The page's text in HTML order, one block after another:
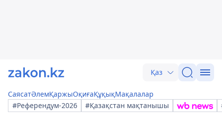
Қаз
СаясатӘлемҚаржыОқиғаҚұқықМақалалар
#Референдум-2026
#Қазақстан мақтанышы